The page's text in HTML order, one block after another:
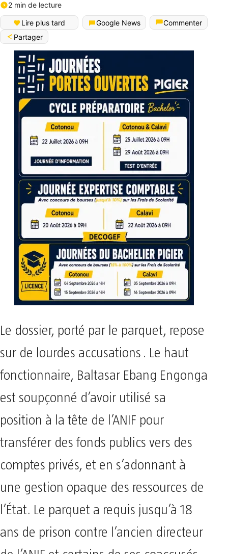
2 min de lecture
Lire plus tard Google News
Commenter
Partager
Le dossier, porté par le parquet, repose
sur de lourdes accusations . Le haut
fonctionnaire, Baltasar Ebang Engonga
est soupçonné d’avoir utilisé sa
position à la tête de l’ANIF pour
transférer des fonds publics vers des
comptes privés, et en s’adonnant à
une gestion opaque des ressources de
l’État. Le parquet a requis jusqu’à 18
ans de prison contre l’ancien directeur